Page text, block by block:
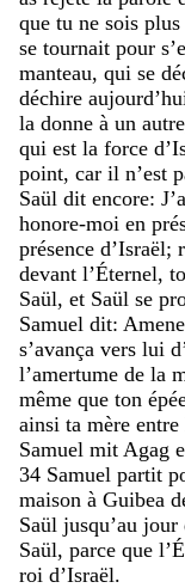
que tu ne sois plus
se tournait pour
manteau, qui se
déchire
la donne à un autre
qui est la force
point, car il n’est
Saül dit encore:
honore-moi en
présence d’Israël;
devant l’Éternel,
Saül, et Saül se
Samuel dit:
s’avança vers lui
l’amertume de la
même que ton
ainsi ta mère entre
Samuel mit Agag
34 Samuel partit
maison à Guibea
Saül jusqu’au jour
Saül, parce que
roi d’Israël.